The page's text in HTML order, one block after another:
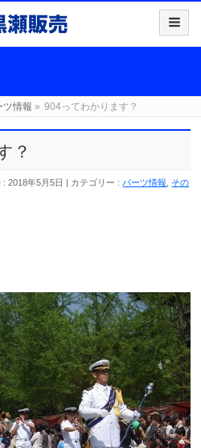
ツ情報 » 904ってわかります？
？
2018年5月5日 カテゴリー : パーツ情報
その